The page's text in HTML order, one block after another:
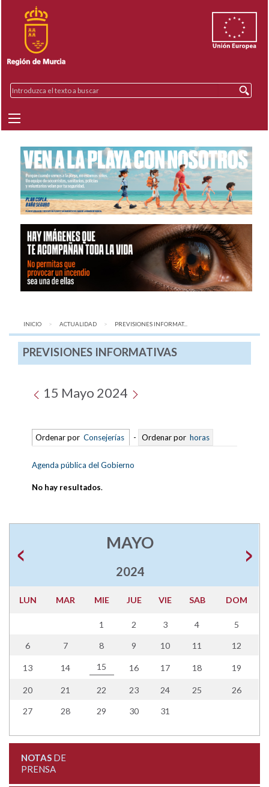
INICIO ACTUALIDAD AQUÍ:
PREVISIONES INFORMAT...
PREVISIONES INFORMATIVAS
15 Mayo 2024
Ordenar por Consejerías - Ordenar por horas
Agenda pública del Gobierno
No hay resultados.
MAYO
2024
LUN MAR MIE JUE VIE SAB DOM
1 2 3 4 5
6 7 8 9 10 11 12
13 14 15 16 17 18 19
20 21 22 23 24 25 26
27 28 29 30 31
NOTASDE
PRENSA